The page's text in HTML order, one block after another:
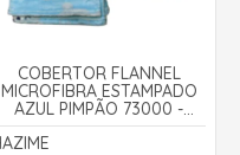
COBERTOR FLANNEL
MICROFIBRA ESTAMPADO
AZUL PIMPÃO 73000 -
HAZIME